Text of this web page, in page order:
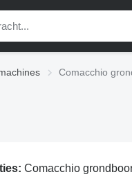
Comacchio
Comacchio